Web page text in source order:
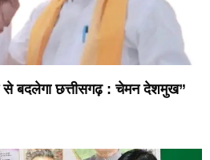
बदलेगा छत्तीसगढ़ : चेमन देशमुख”